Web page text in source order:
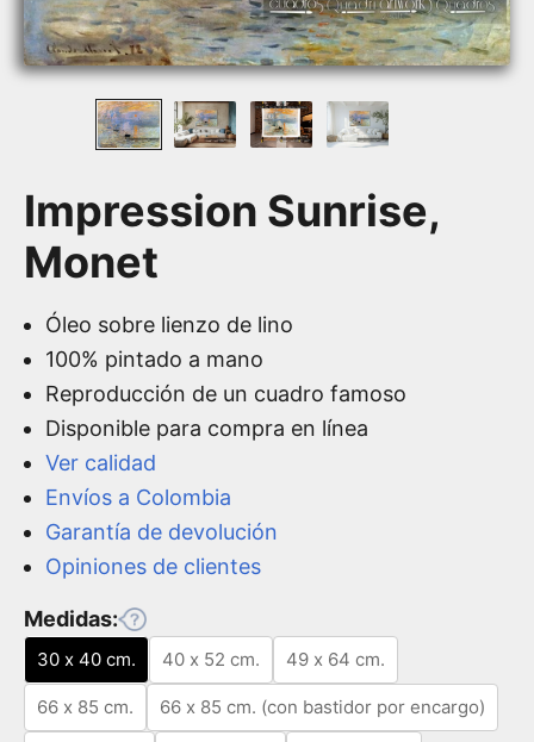
Impression Sunrise,
Monet
Óleo sobre lienzo de lino
100% pintado a mano
Reproducción de un cuadro famoso
Disponible para compra en línea
Ver calidad
Envíos a Colombia
Garantía de devolución
Opiniones de clientes
Medidas:
30 x 40 cm. 40 x 52 cm. 49 x 64 cm.
66 x 85 cm. 66 x 85 cm. (con bastidor por encargo)